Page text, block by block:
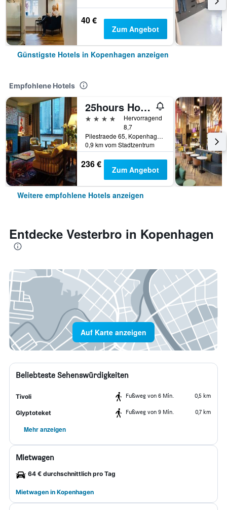
40 €
Zum Angebot
Günstigste Hotels in Kopenhagen anzeigen
Empfohlene Hotels
25hours Hotel Indre By
4 Sterne
Hervorragend
8,7
Pilestraede 65, Kopenhagen, Hovedstaden (Hauptstadtregion), Dänemark
0,9 km vom Stadtzentrum
236 € Zum Angebot
Weitere empfohlene Hotels anzeigen
Entdecke Vesterbro in Kopenhagen
Auf Karte anzeigen
Beliebteste Sehenswürdigkeiten
Tivoli Fußweg von 6 Min. 0,5 km
Glyptoteket Fußweg von 9 Min. 0,7 km
Mehr anzeigen
Mietwagen
64 € durchschnittlich pro Tag
Mietwagen in Kopenhagen